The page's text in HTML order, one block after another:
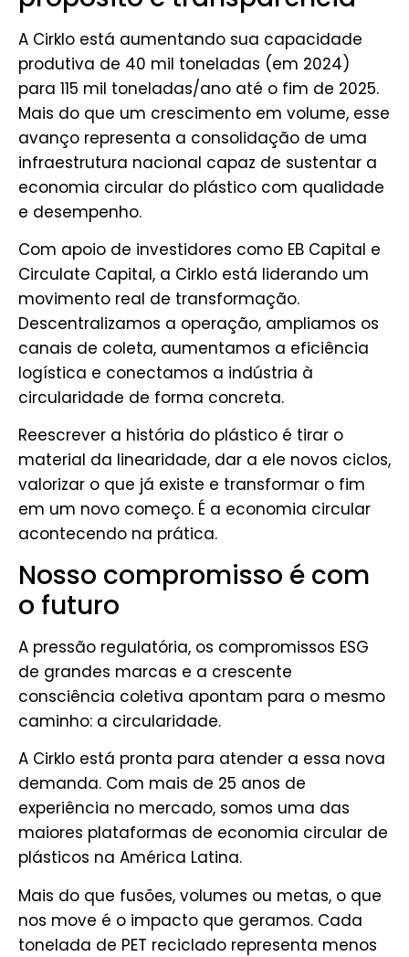
A Cirklo está aumentando sua capacidade
produtiva de 40 mil toneladas (em 2024)
para 115 mil toneladas/ano até o fim de 2025.
Mais do que um crescimento em volume, esse
avanço representa a consolidação de uma
infraestrutura nacional capaz de sustentar a
economia circular do plástico com qualidade
e desempenho.
Com apoio de investidores como EB Capital e
Circulate Capital, a Cirklo está liderando um
movimento real de transformação.
Descentralizamos a operação, ampliamos os
canais de coleta, aumentamos a eficiência
logística e conectamos a indústria à
circularidade de forma concreta.
Reescrever a história do plástico é tirar o
material da linearidade, dar a ele novos ciclos,
valorizar o que já existe e transformar o fim
em um novo começo. É a economia circular
acontecendo na prática.
Nosso compromisso é com
o futuro
A pressão regulatória, os compromissos ESG
de grandes marcas e a crescente
consciência coletiva apontam para o mesmo
caminho: a circularidade.
A Cirklo está pronta para atender a essa nova
demanda. Com mais de 25 anos de
experiência no mercado, somos uma das
maiores plataformas de economia circular de
plásticos na América Latina.
Mais do que fusões, volumes ou metas, o que
nos move é o impacto que geramos. Cada
tonelada de PET reciclado representa menos